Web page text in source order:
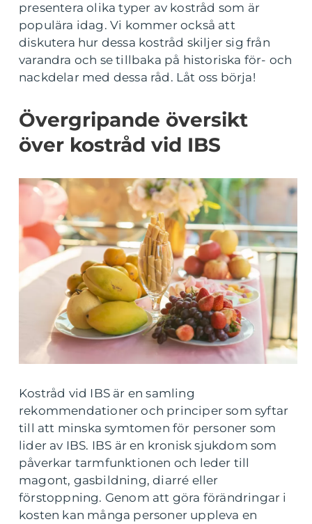
presentera olika typer av kostråd som är
populära idag. Vi kommer också att
diskutera hur dessa kostråd skiljer sig från
varandra och se tillbaka på historiska för- och
nackdelar med dessa råd. Låt oss börja!
Övergripande översikt
över kostråd vid IBS
Kostråd vid IBS är en samling
rekommendationer och principer som syftar
till att minska symtomen för personer som
lider av IBS. IBS är en kronisk sjukdom som
påverkar tarmfunktionen och leder till
magont, gasbildning, diarré eller
förstoppning. Genom att göra förändringar i
kosten kan många personer uppleva en